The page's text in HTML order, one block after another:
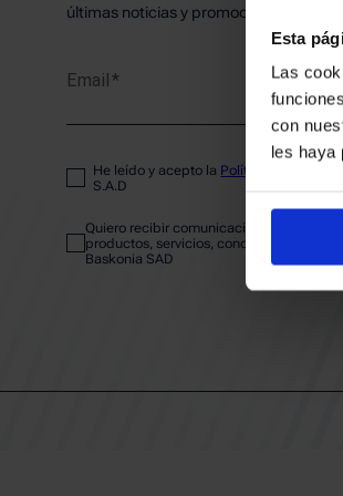
Esta
Las
con
les haya
últimas noticias y promociones del club.
Email
He leído y acepto la Política de
S.A.D
Quiero recibir comunicaciones
productos, servicios, concursos, ofertas
Baskonia SAD